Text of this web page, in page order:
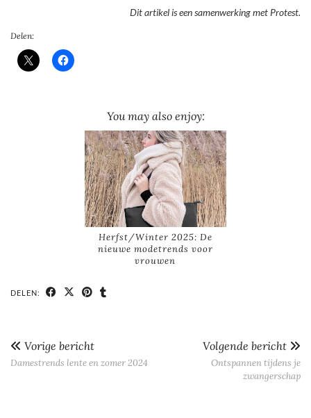
Dit artikel is een samenwerking met Protest.
Delen:
You may also enjoy:
Herfst/Winter 2025: De
nieuwe modetrends voor
vrouwen
DELEN:
Vorige bericht
Damestrends lente en zomer 2024
Volgende bericht
Ontspannen tijdens je
zwangerschap